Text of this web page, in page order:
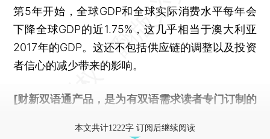
第5年开始，全球GDP和全球实际消费水平每年会
下降全球GDP的近1.75%，这几乎相当于澳大利亚
2017年的GDP。这还不包括供应链的调整以及投资
者信心的减少带来的影响。
[财新双语通产品，是为有双语需求读者专门订制的
本文共计1222字 订阅后继续阅读